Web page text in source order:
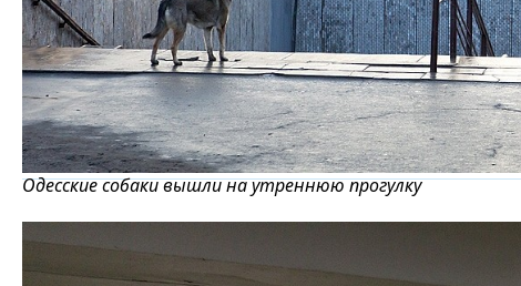
Одесские собаки вышли на утреннюю прогулку